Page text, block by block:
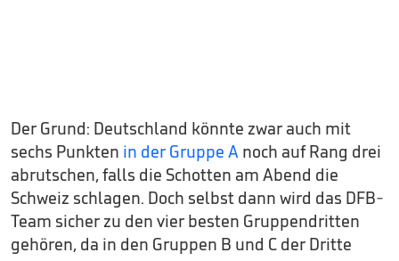
Der Grund: Deutschland könnte zwar auch mit
sechs Punkten in der Gruppe A noch auf Rang drei
abrutschen, falls die Schotten am Abend die
Schweiz schlagen. Doch selbst dann wird das DFB-
Team sicher zu den vier besten Gruppendritten
gehören, da in den Gruppen B und C der Dritte